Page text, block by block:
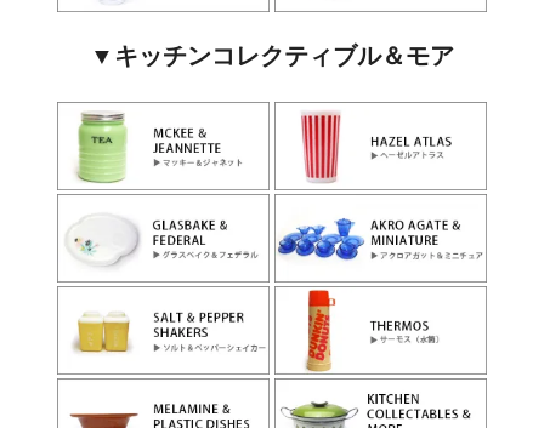
▼キッチンコレクティブル＆モア